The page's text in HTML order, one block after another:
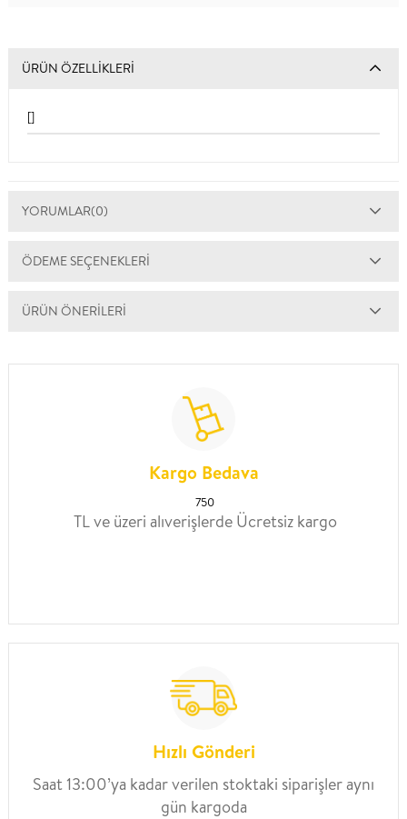
ÜRÜN ÖZELLIKLERI
[]
YORUMLAR(0)
ÖDEME SEÇENEKLERI
ÜRÜN ÖNERILERI
Kargo Bedava
750
TL ve üzeri alıverişlerde Ücretsiz kargo
Hızlı Gönderi
Saat 13:00’ya kadar verilen stoktaki siparişler aynı
gün kargoda